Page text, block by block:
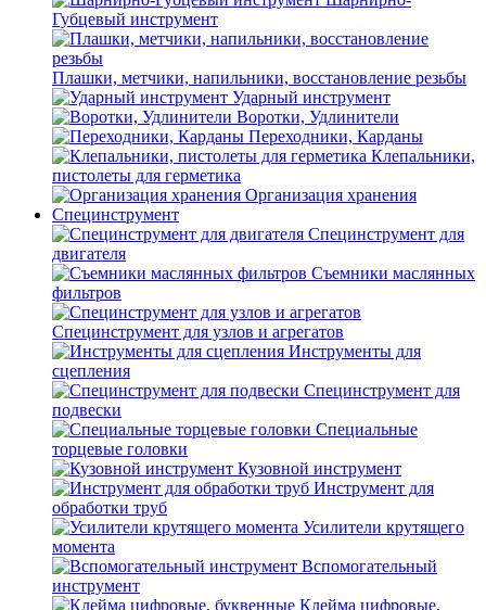
Губцевый инструмент
Плашки, метчики, напильники, восстановление резьбы
Ударный инструмент
Воротки, Удлинители
Переходники, Карданы
Клепальники,
пистолеты для герметика
Организация хранения
Специнструмент
Специнструмент для
двигателя
Съемники маслянных
фильтров
Специнструмент для узлов и агрегатов
Инструменты для
сцепления
Специнструмент для
подвески
Специальные
торцевые головки
Кузовной инструмент
Инструмент для
обработки труб
Усилители крутящего
момента
Вспомогательный
инструмент
Клейма цифровые,